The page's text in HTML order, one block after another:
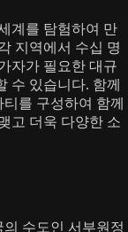
계를 탐험하여 만
지역에서 수십 명
자가 필요한 대규
수 있습니다. 함께
를 구성하여 함께
고 더욱 다양한 소
수도인 서부원정